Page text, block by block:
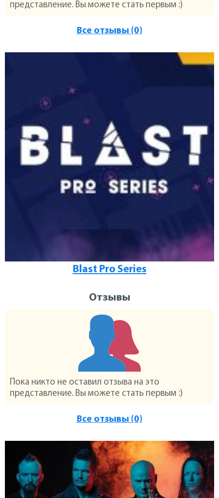
представление. Вы можете стать первым :)
Все отзывы (0)
Blast Pro Series
Отзывы
Пока никто не оставил отзыва на это
представление. Вы можете стать первым :)
Все отзывы (0)